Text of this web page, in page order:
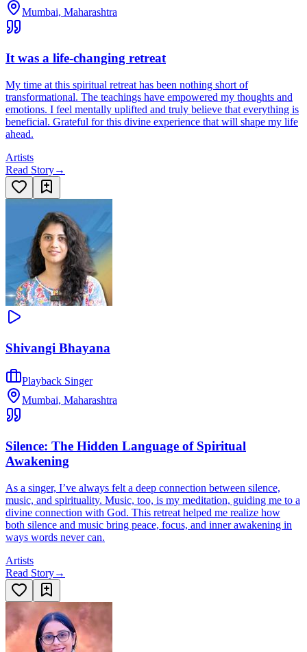
Mumbai, Maharashtra
It was a life-changing retreat
My time at this spiritual retreat has been nothing short of
transformational. The teachings have empowered my thoughts and
emotions. I feel mentally uplifted and truly believe that everything is
beneficial. Grateful for this divine experience that will shape my life
ahead.
Artists
Read Story→
Shivangi Bhayana
Playback Singer
Mumbai, Maharashtra
Silence: The Hidden Language of Spiritual
Awakening
As a singer, I’ve always felt a deep connection between silence,
music, and spirituality. Music, too, is my meditation, guiding me to a
divine connection with God. This retreat helped me realize how
both silence and music bring peace, focus, and inner awakening in
ways words never can.
Artists
Read Story→